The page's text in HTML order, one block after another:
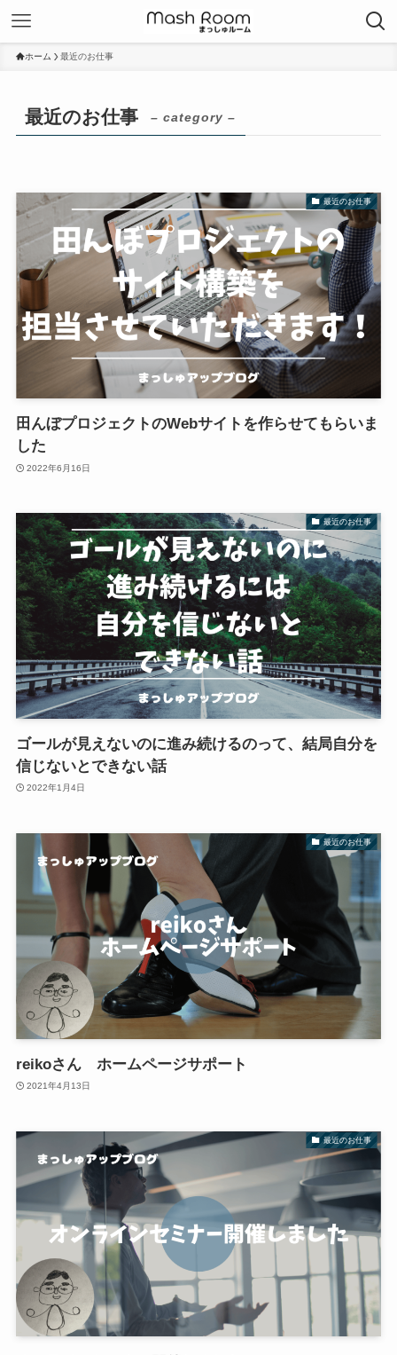
ホーム 最近のお仕事
最近のお仕事 – category –
最近のお仕事
田んぼプロジェクトのWebサイトを作らせてもらいま
した
2022年6月16日
最近のお仕事
ゴールが見えないのに進み続けるのって、結局自分を
信じないとできない話
2022年1月4日
最近のお仕事
reikoさん ホームページサポート
2021年4月13日
最近のお仕事